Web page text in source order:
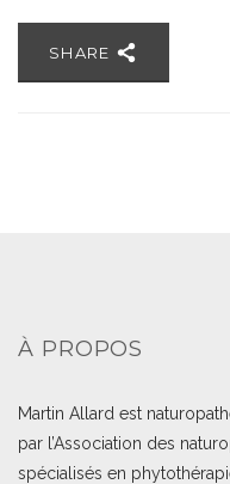
SHARE
À PROPOS
Martin Allard est
par l’Association des
spécialisés en